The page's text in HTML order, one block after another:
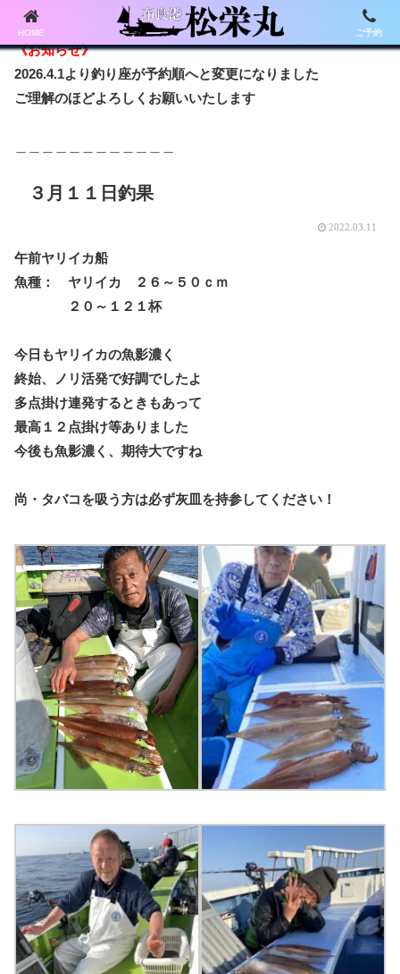
《お知らせ》
2026.4.1より釣り座が予約順へと変更になりました
ご理解のほどよろしくお願いいたします
３月１１日釣果
2022.03.11
午前ヤリイカ船
魚種： ヤリイカ ２６～５０ｃｍ
２０～１２１杯
今日もヤリイカの魚影濃く
終始、ノリ活発で好調でしたよ
多点掛け連発するときもあって
最高１２点掛け等ありました
今後も魚影濃く、期待大ですね
尚・タバコを吸う方は必ず灰皿を持参してください！
HOME ご予約